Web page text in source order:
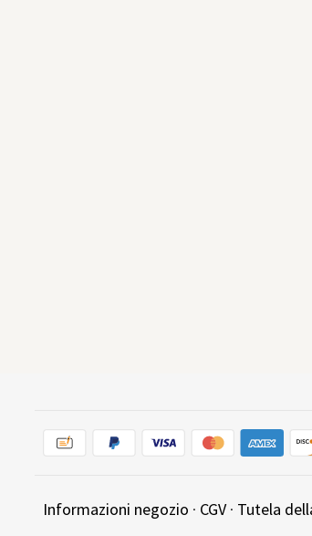
Informazioni negozio · CGV· Tutela